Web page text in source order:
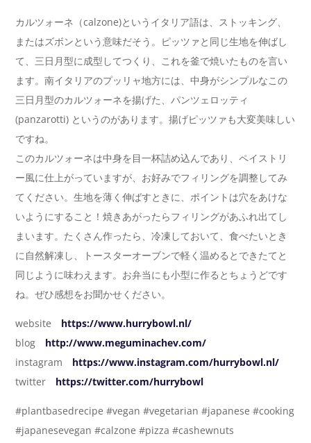
カルツォーネ（calzone)というイタリア語は、ストッキング、
またはズボンという意味だそう。ピッツァと同じ生地を伸ばし
て、三日月型に成型してつくり、これを釜で焼いたものを言い
ます。南イタリアのプッリャ地方には、中身がシンプルなこの
三日月型のカルツォーネを揚げた、パンツェロッティ
(panzarotti) というのがあります。揚げピッツァも大変美味しい
ですね。
このカルツォーネは中身を目一杯詰め込んであり、ペイストリ
ー風に仕上がっていますが、お好みでフィリングを調整してみ
てください。生地を薄く伸ばすときに、ポイントは穴をあけな
いようにすること！焼きあがったらフィリングがあふれ出てし
まいます。たくさん作ったら、冷凍しておいて、食べたいとき
に自然解凍し、トースターオーブンで軽く温めるとできたてと
同じように味わえます。お弁当にも小型に作るとちょうどです
ね。ぜひ感想をお聞かせください。
website https://www.hurrybowl.nl/
blog http://www.meguminachev.com/
instagram https://www.instagram.com/hurrybowl.nl/
twitter https://twitter.com/hurrybowl
#plantbasedrecipe #vegan #vegetarian #japanese #cooking
#japanesevegan #calzone #pizza #cashewnuts